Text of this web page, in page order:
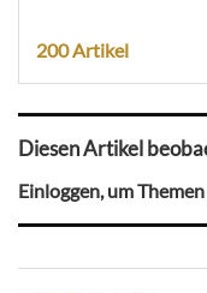
200 Artikel
Diesen Artikel
Einloggen, um